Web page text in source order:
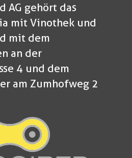
AG gehört das
mit Vinothek und
mit dem
an der
4 und dem
am Zumhofweg 2